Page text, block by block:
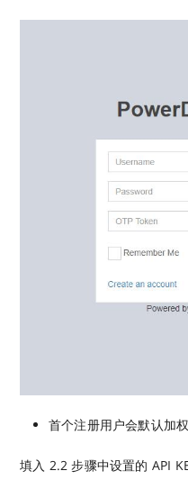
首个注册用户会默认加
填入 2.2 步骤中设置的 API